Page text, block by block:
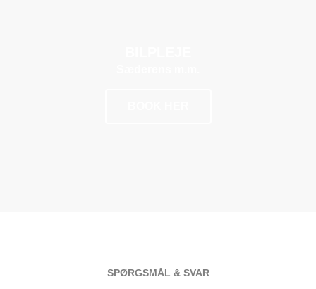
SPØRGSMÅL & SVAR